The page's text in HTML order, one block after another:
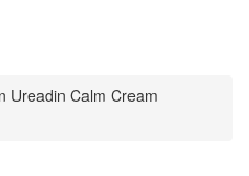
Ureadin Calm Cream